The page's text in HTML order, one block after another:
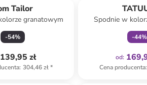
Tailor
granatowym
-54%
139,95 zł
: 304,46 zł*
Spodnie w
-44%
od:
Cena producenta: